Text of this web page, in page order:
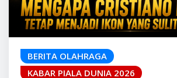
BERITA OLAHRAGA
KABAR PIALA DUNIA 2026